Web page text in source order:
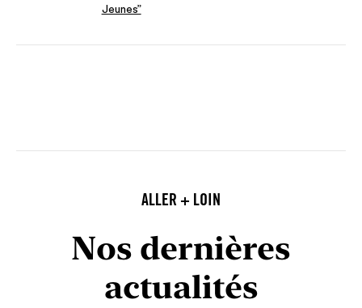
Jeunes”
ALLER + LOIN
Nos dernières
actualités